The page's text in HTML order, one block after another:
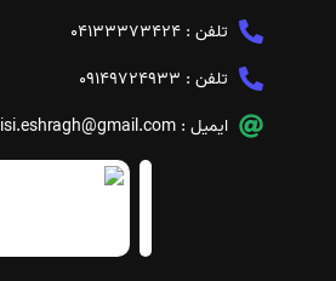
تلفن : 04133373424
تلفن : 09149724933
ایمیل : isi.eshragh@gmail.com